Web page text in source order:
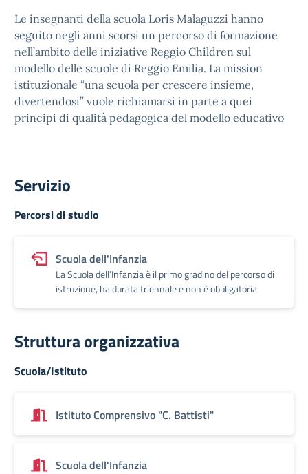
Le insegnanti della scuola Loris Malaguzzi hanno
seguito negli anni scorsi un percorso di formazione
nell’ambito delle iniziative Reggio Children sul
modello delle scuole di Reggio Emilia. La mission
istituzionale “una scuola per crescere insieme,
divertendosi” vuole richiamarsi in parte a quei
principi di qualità pedagogica del modello educativo
Servizio
Percorsi di studio
Scuola dell'Infanzia
La Scuola dell’Infanzia è il primo gradino del percorso di
istruzione, ha durata triennale e non è obbligatoria
Struttura organizzativa
Scuola/Istituto
Istituto Comprensivo "C. Battisti"
Scuola dell'Infanzia